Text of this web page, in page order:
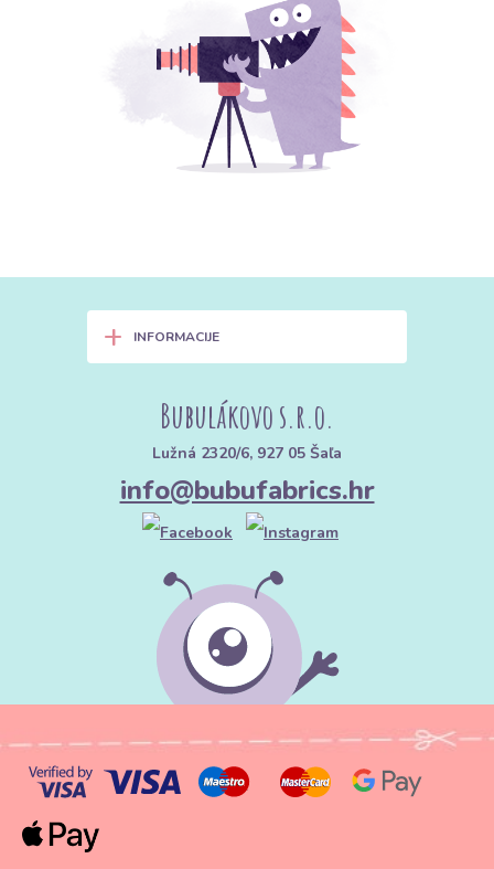
+ INFORMACIJE
Bubulákovo s.r.o.
Lužná 2320/6, 927 05 Šaľa
info@bubufabrics.hr